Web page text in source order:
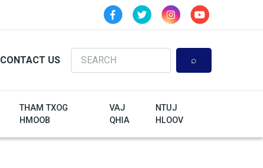
CONTACT US
Search
THAM TXOG
HMOOB
VAJ
QHIA
NTUJ
HLOOV